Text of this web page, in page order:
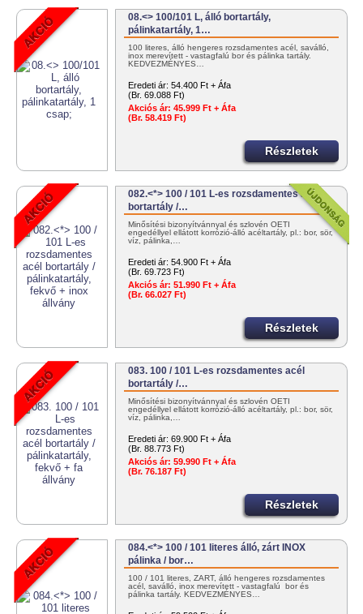
08.<> 100/101 L, álló bortartály,
pálinkatartály, 1…
100 literes, álló hengeres rozsdamentes acél, saválló,
inox merevített - vastagfalú bor és pálinka tartály.
KEDVEZMÉNYES…
Eredeti ár: 54.400 Ft + Áfa
(Br. 69.088 Ft)
Akciós ár: 45.999 Ft + Áfa
(Br. 58.419 Ft)
Részletek
082.<*> 100 / 101 L-es rozsdamentes acél
bortartály /…
Minősítési bizonyítvánnyal és szlovén OÉTI
engedéllyel ellátott korrózió-álló acéltartály, pl.: bor, sör,
víz, pálinka,…
Eredeti ár: 54.900 Ft + Áfa
(Br. 69.723 Ft)
Akciós ár: 51.990 Ft + Áfa
(Br. 66.027 Ft)
Részletek
083. 100 / 101 L-es rozsdamentes acél
bortartály /…
Minősítési bizonyítvánnyal és szlovén OÉTI
engedéllyel ellátott korrózió-álló acéltartály, pl.: bor, sör,
víz, pálinka,…
Eredeti ár: 69.900 Ft + Áfa
(Br. 88.773 Ft)
Akciós ár: 59.990 Ft + Áfa
(Br. 76.187 Ft)
Részletek
084.<*> 100 / 101 literes álló, zárt INOX
pálinka / bor…
100 / 101 literes, ZÁRT, álló hengeres rozsdamentes
acél, saválló, inox merevített - vastagfalú bor és
pálinka tartály. KEDVEZMÉNYES…